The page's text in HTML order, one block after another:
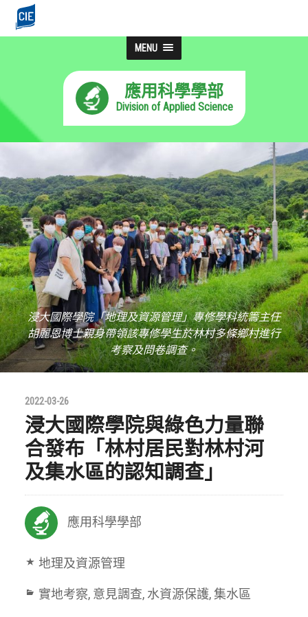
MENU
應用科學學部
Division of Applied Science
浸大國際學院「地理及資源管理」專修學科統籌主任
胡麗恩博士親身帶領該專修學生於林村多條鄉村進行
考察及問卷調查。
2022-03-26
浸大國際學院與綠色力量聯
合發布「林村居民對林村河
及集水區的認知調查」
應用科學學部
地理及資源管理
實地考察, 意見調查, 水資源保護,集水區